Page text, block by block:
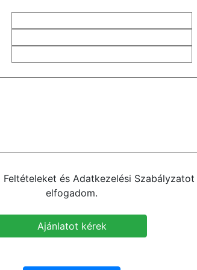
Feltételeket és Adatkezelési
elfogadom.